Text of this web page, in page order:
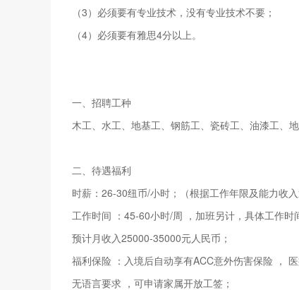
（3）必须要有专业技术，没有专业技术不要；
（4）必须要有雅思4分以上。
一、招聘工种
木工、水工、地基工、钢筋工、瓷砖工、油漆工、
二、待遇福利
时薪：26-30纽币/小时；（根据工作年限及能力收入
工作时间 ：45-60小时/周 ，加班另计，具体工作时
预计月收入25000-35000元人民币；
福利保险 ：入境后自动享有ACC意外伤害保险 ， 医
无语言要求 ，可申请家属开放工签；